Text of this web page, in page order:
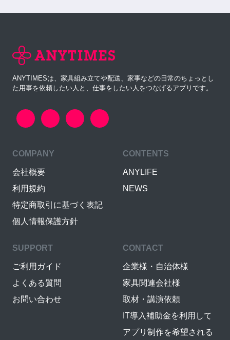
ANYTIMESは、家具組み立てや配送、家事などの日常のちょっとし
た用事を依頼したい人と、仕事をしたい人をつなげるアプリです。
COMPANY
会社概要
利用規約
特定商取引に基づく表記
個人情報保護方針
CONTENTS
ANYLIFE
NEWS
SUPPORT
ご利用ガイド
よくある質問
お問い合わせ
CONTACT
企業様・自治体様
家具関連会社様
取材・講演依頼
IT導入補助金を利用して
アプリ制作を希望される